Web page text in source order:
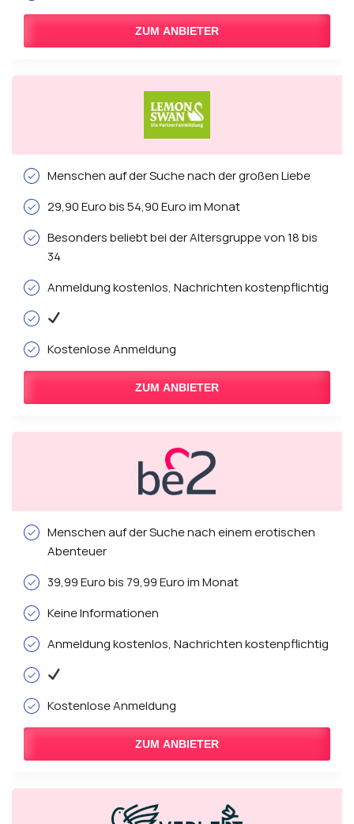
ZUM ANBIETER
Menschen auf der Suche nach der großen Liebe
29,90 Euro bis 54,90 Euro im Monat
Besonders beliebt bei der Altersgruppe von 18 bis
34
Anmeldung kostenlos, Nachrichten kostenpflichtig
Kostenlose Anmeldung
ZUM ANBIETER
Menschen auf der Suche nach einem erotischen
Abenteuer
39,99 Euro bis 79,99 Euro im Monat
Keine Informationen
Anmeldung kostenlos, Nachrichten kostenpflichtig
Kostenlose Anmeldung
ZUM ANBIETER